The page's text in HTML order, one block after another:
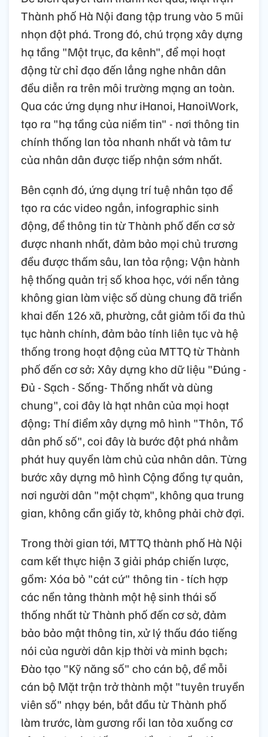
Thành phố Hà Nội đang tập trung vào 5 mũi
nhọn đột phá. Trong đó, chú trọng xây dựng
hạ tầng "Một trục, đa kênh", để mọi hoạt
động từ chỉ đạo đến lắng nghe nhân dân
đều diễn ra trên môi trường mạng an toàn.
Qua các ứng dụng như iHanoi, HanoiWork,
tạo ra "hạ tầng của niềm tin" - nơi thông tin
chính thống lan tỏa nhanh nhất và tâm tư
của nhân dân được tiếp nhận sớm nhất.
Bên cạnh đó, ứng dụng trí tuệ nhân tạo để
tạo ra các video ngắn, infographic sinh
động, để thông tin từ Thành phố đến cơ sở
được nhanh nhất, đảm bảo mọi chủ trương
đều được thấm sâu, lan tỏa rộng; Vận hành
hệ thống quản trị số khoa học, với nền tảng
không gian làm việc số dùng chung đã triển
khai đến 126 xã, phường, cắt giảm tối đa thủ
tục hành chính, đảm bảo tính liên tục và hệ
thống trong hoạt động của MTTQ từ Thành
phố đến cơ sở; Xây dựng kho dữ liệu "Đúng -
Đủ - Sạch - Sống- Thống nhất và dùng
chung", coi đây là hạt nhân của mọi hoạt
động; Thí điểm xây dựng mô hình "Thôn, Tổ
dân phố số", coi đây là bước đột phá nhằm
phát huy quyền làm chủ của nhân dân. Từng
bước xây dựng mô hình Cộng đồng tự quản,
nơi người dân "một chạm", không qua trung
gian, không cần giấy tờ, không phải chờ đợi.
Trong thời gian tới, MTTQ thành phố Hà Nội
cam kết thực hiện 3 giải pháp chiến lược,
gồm: Xóa bỏ "cát cứ" thông tin - tích hợp
các nền tảng thành một hệ sinh thái số
thống nhất từ Thành phố đến cơ sở, đảm
bảo bảo mật thông tin, xử lý thấu đáo tiếng
nói của người dân kịp thời và minh bạch;
Đào tạo "Kỹ năng số" cho cán bộ, để mỗi
cán bộ Mặt trận trở thành một "tuyên truyền
viên số" nhạy bén, bắt đầu từ Thành phố
làm trước, làm gương rồi lan tỏa xuống cơ